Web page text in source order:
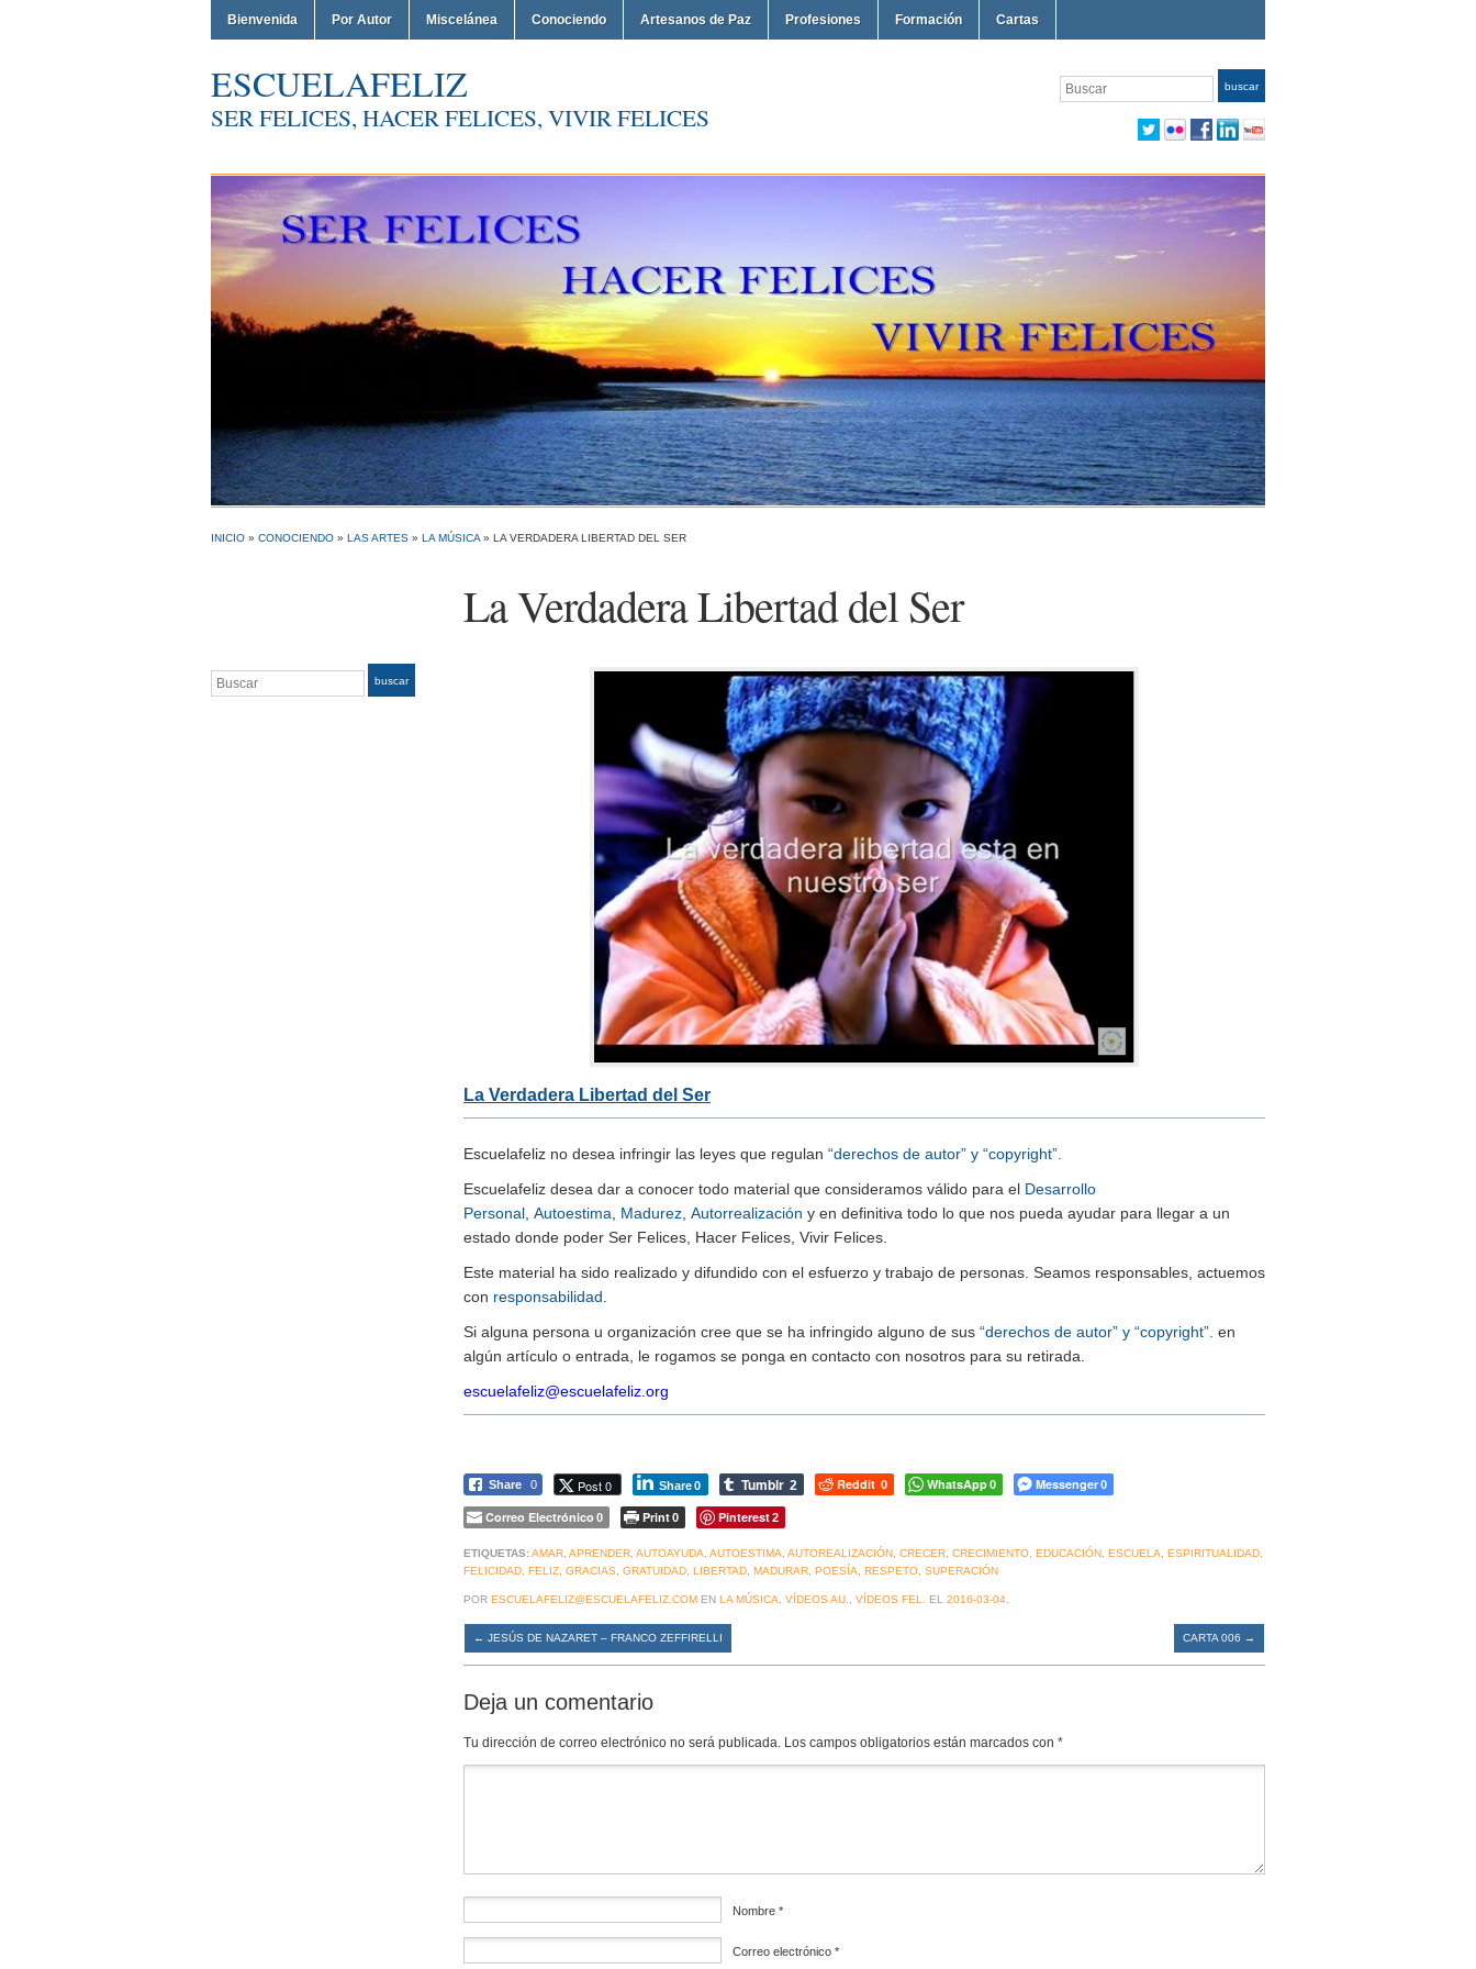
Bienvenida Por Autor Miscelánea Conociendo Artesanos de Paz Profesiones Formación Cartas
ESCUELAFELIZ
SER FELICES, HACER FELICES, VIVIR FELICES
Buscar buscar
INICIO » CONOCIENDO » LAS ARTES » LA MÚSICA » LA VERDADERA LIBERTAD DEL SER
La Verdadera Libertad del Ser
Buscar buscar
La Verdadera Libertad del Ser
Escuelafeliz no desea infringir las leyes que regulan “derechos de autor” y “copyright”.
Escuelafeliz desea dar a conocer todo material que consideramos válido para el Desarrollo
Personal Autoestima Madurez Autorrealización y en definitiva todo lo que nos pueda ayudar para llegar a un
estado donde poder Ser Felices, Hacer Felices, Vivir Felices.
Este material ha sido realizado y difundido con el esfuerzo y trabajo de personas. Seamos responsables, actuemos
con responsabilidad
Si alguna persona u organización cree que se ha infringido alguno de sus “derechos de autor” y “copyright”. en
algún artículo o entrada, le rogamos se ponga en contacto con nosotros para su retirada.
escuelafeliz@escuelafeliz.org
Share 0 Post 0 Share0 Tumblr 2 Reddit 0 WhatsApp0 Messenger0
Correo Electrónico 0 Print0 Pinterest2
ETIQUETAS:AMAR APRENDER AUTOAYUDA AUTOESTIMA AUTOREALIZACIÓN CRECER CRECIMIENTO EDUCACIÓN ESCUELA ESPIRITUALIDAD
FELICIDAD FELIZ GRACIAS GRATUIDAD LIBERTAD MADURAR POESÍA RESPETO SUPERACIÓN
POR ESCUELAFELIZ@ESCUELAFELIZ.COM EN LA MÚSICA VÍDEOS AU. VÍDEOS FEL. EL 2016-03-04
← JESÚS DE NAZARET – FRANCO ZEFFIRELLI CARTA 006 →
Deja un comentario
Tu dirección de correo electrónico no será publicada. Los campos obligatorios están marcados con *
Nombre *
Correo electrónico *